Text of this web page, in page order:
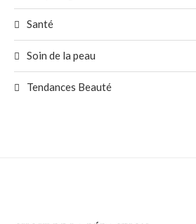
Santé
Soin de la peau
Tendances Beauté